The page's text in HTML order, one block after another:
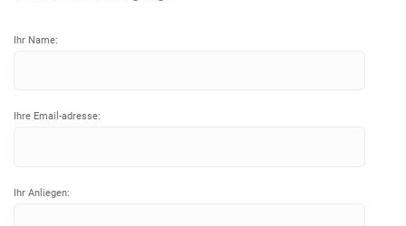
Ihr Name:
Ihre Email-adresse:
Ihr Anliegen: